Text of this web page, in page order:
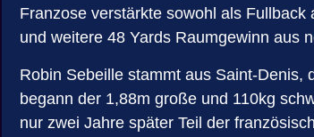
Franzose verstärkte sowohl als
und weitere 48 Yards Raumgewinn aus
Robin Sebeille stammt aus Saint-Denis,
begann der 1,88m große und 110kg
nur zwei Jahre später Teil der